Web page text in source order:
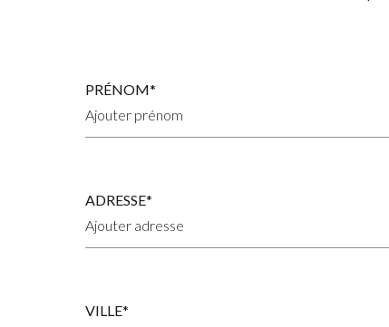
PRÉNOM*
ADRESSE*
VILLE*